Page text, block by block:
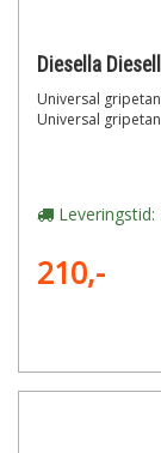
Universal
Universal
210,-